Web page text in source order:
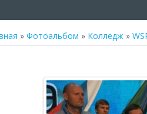
» Фотоальбом » Колледж »